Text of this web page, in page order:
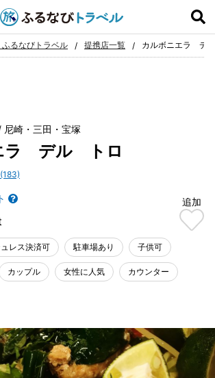
お気に入り
るなびトラベル 提携店一覧 カルボニエラ デ
尼崎・三田・宝塚
ラ デル トロ
(183)
追加
レス決済可 駐車場あり 子供可
カップル 女性に人気 カウンター